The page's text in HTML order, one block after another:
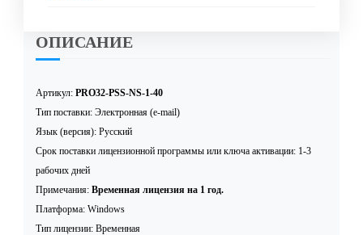
ОПИСАНИЕ
Артикул: PRO32-PSS-NS-1-40
Тип поставки: Электронная (e-mail)
Язык (версия): Русский
Срок поставки лицензионной программы или ключа активации: 1-3
рабочих дней
Примечания: Временная лицензия на 1 год.
Платформа: Windows
Тип лицензии: Временная